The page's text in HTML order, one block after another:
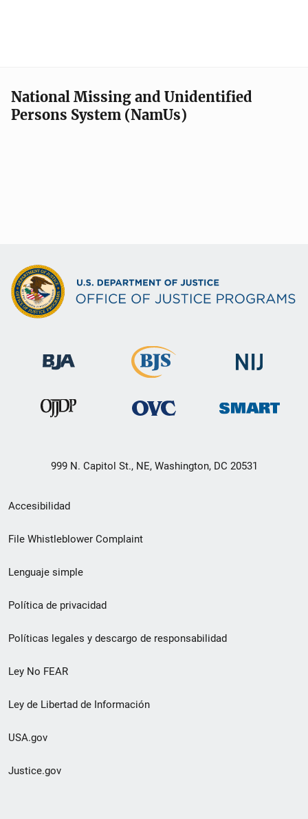
National Missing and Unidentified
Persons System (NamUs)
999 N. Capitol St., NE, Washington, DC 20531
Menú
de
de
pie
de
página
Accesibilidad
File Whistleblower Complaint
Lenguaje simple
Política de privacidad
Políticas legales y descargo de responsabilidad
Ley No FEAR
Ley de Libertad de Información
USA.gov
Justice.gov